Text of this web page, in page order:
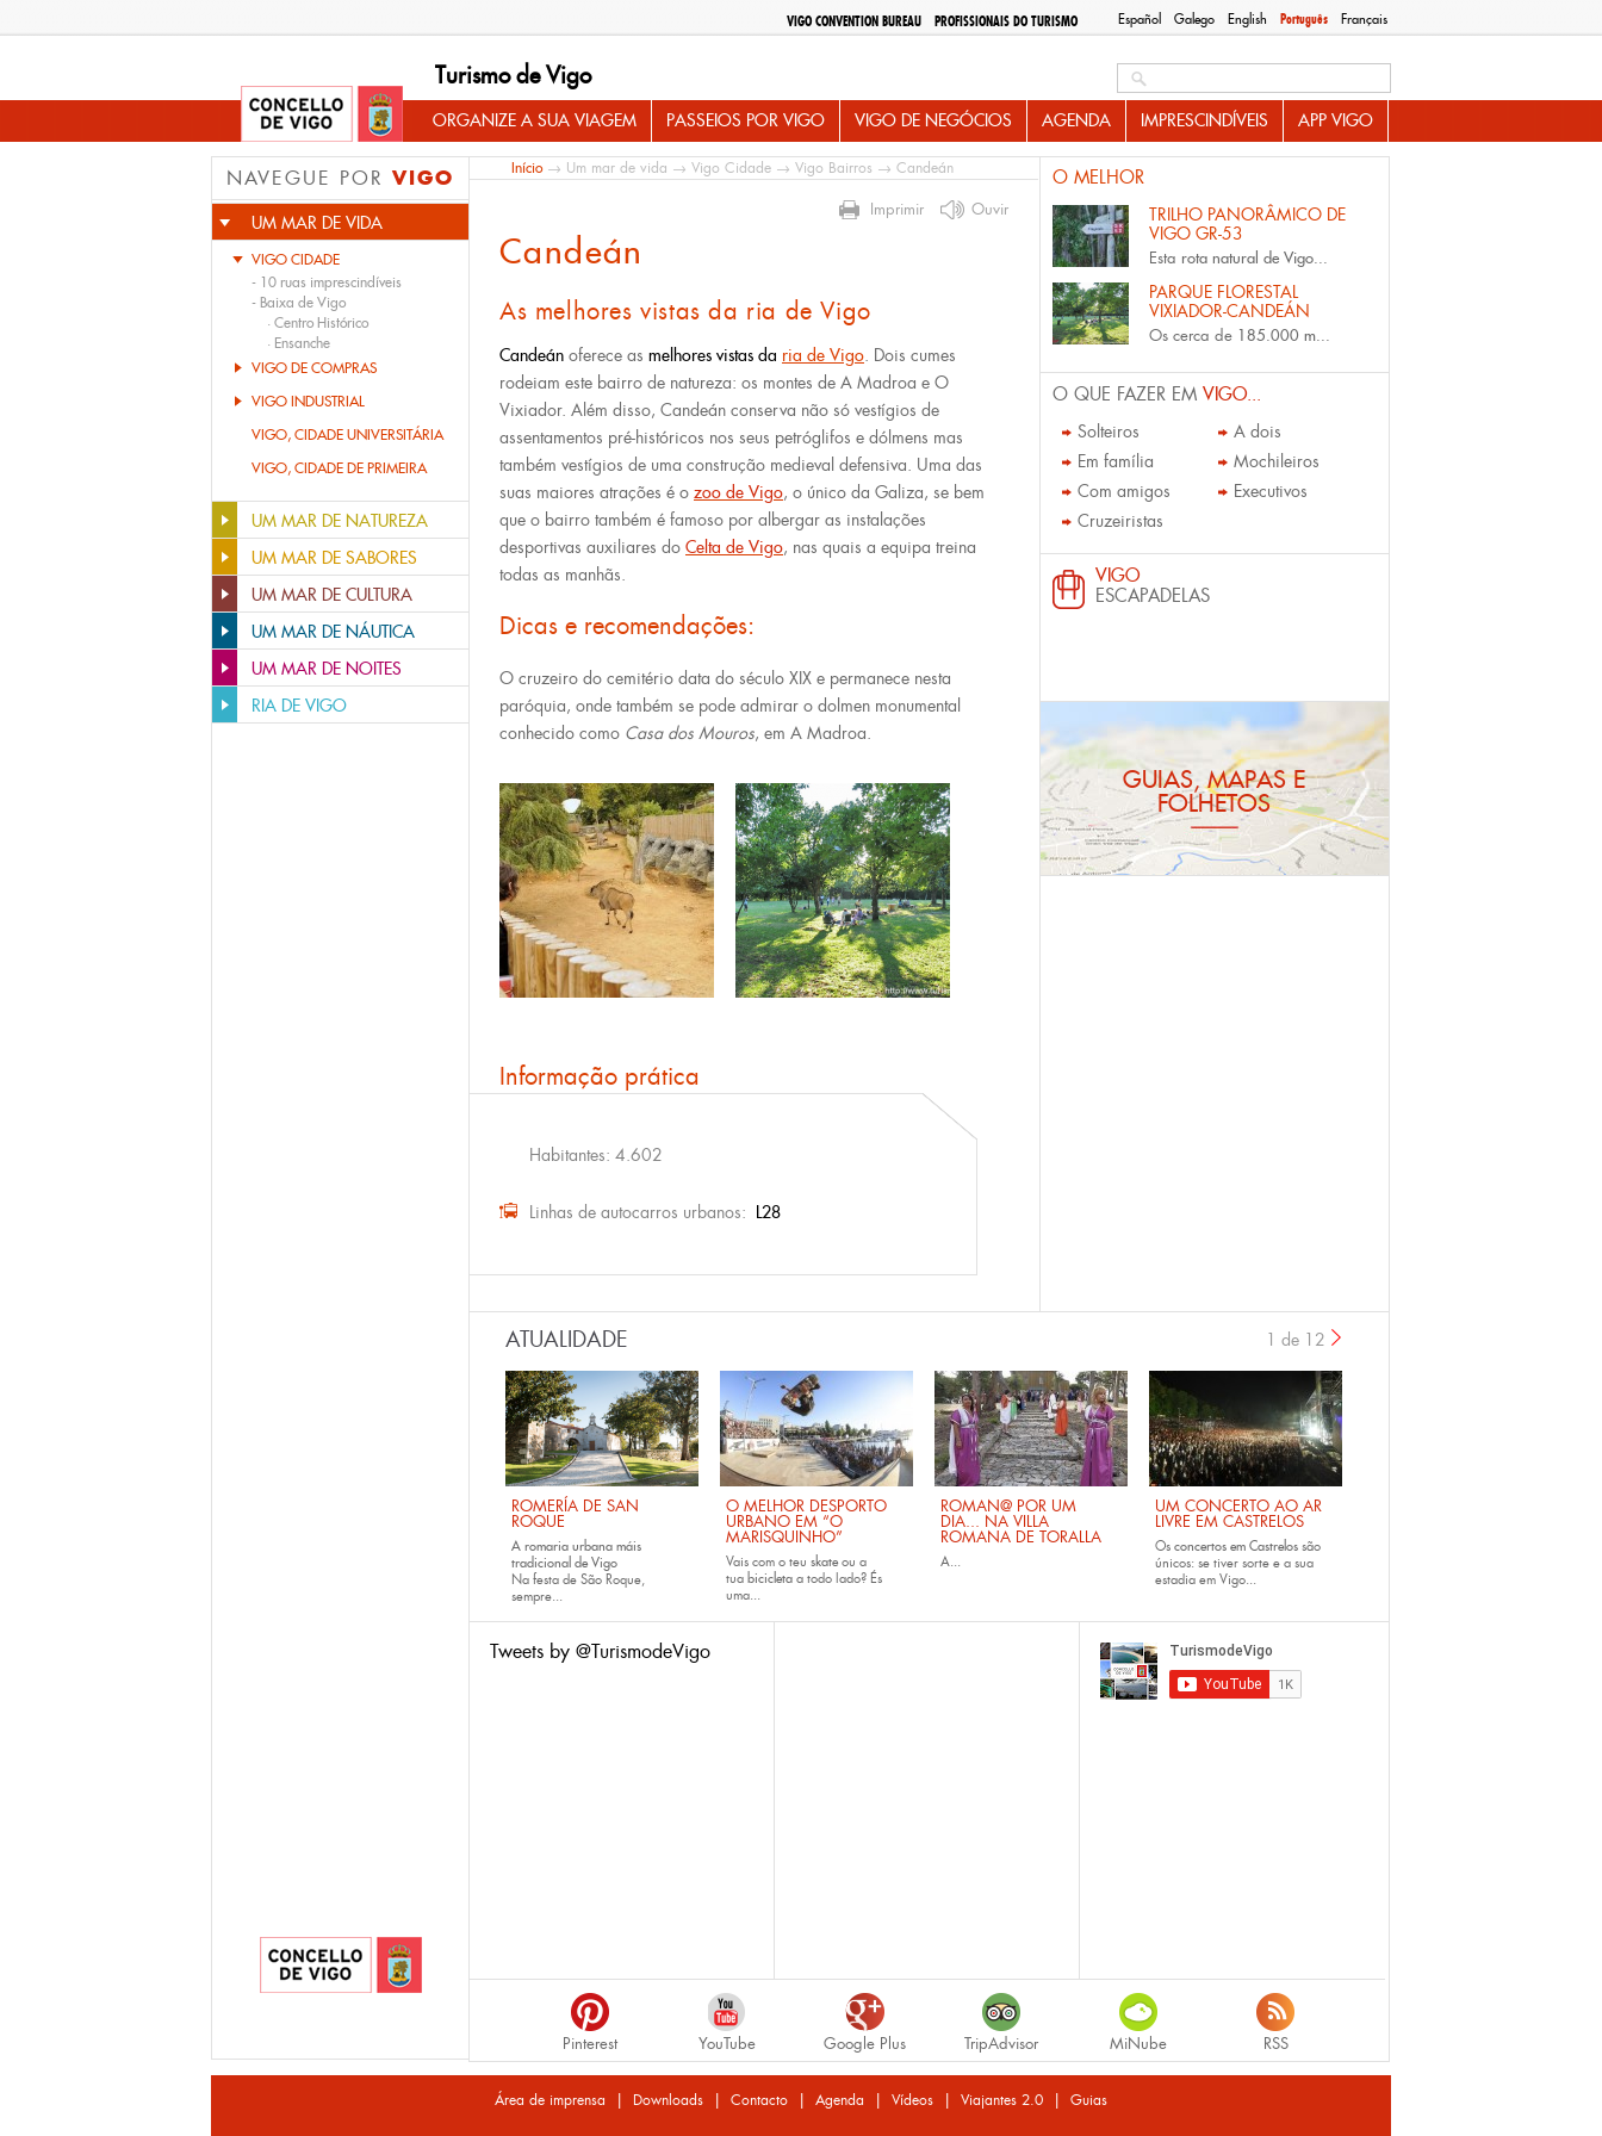
Español Galego English Português Français
VIGO CONVENTION BUREAU PROFISSIONAIS DO TURISMO
Turismo de Vigo
ORGANIZE A SUA VIAGEM PASSEIOS POR VIGO VIGO DE NEGÓCIOS AGENDA IMPRESCINDÍVEIS APP VIGO
NAVEGUE POR VIGO
UM MAR DE VIDA
VIGO CIDADE
- 10 ruas imprescindíveis
- Baixa de Vigo
· Centro Histórico
· Ensanche
VIGO DE COMPRAS
VIGO INDUSTRIAL
VIGO, CIDADE UNIVERSITÁRIA
VIGO, CIDADE DE PRIMEIRA
UM MAR DE NATUREZA
UM MAR DE SABORES
UM MAR DE CULTURA
UM MAR DE NÁUTICA
UM MAR DE NOITES
RIA DE VIGO
Início→ Um mar de vida → Vigo Cidade → Vigo Bairros → Candeán
Imprimir Ouvir
Candeán
As melhores vistas da ria de Vigo
Candeán oferece as melhores vistas da ria de Vigo. Dois cumes
rodeiam este bairro de natureza: os montes de A Madroa e O
Vixiador. Além disso, Candeán conserva não só vestígios de
assentamentos pré-históricos nos seus petróglifos e dólmens mas
também vestígios de uma construção medieval defensiva. Uma das
suas maiores atrações é o zoo de Vigo, o único da Galiza, se bem
que o bairro também é famoso por albergar as instalações
desportivas auxiliares do Celta de Vigo, nas quais a equipa treina
todas as manhãs.
Dicas e recomendações:
O cruzeiro do cemitério data do século XIX e permanece nesta
paróquia, onde também se pode admirar o dolmen monumental
conhecido como Casa dos Mouros, em A Madroa.
Informação prática
Habitantes: 4.602
Linhas de autocarros urbanos: L28
O MELHOR
TRILHO PANORÂMICO DE
VIGO GR-53
Esta rota natural de Vigo...
PARQUE FLORESTAL
VIXIADOR-CANDEÁN
Os cerca de 185.000 m...
O QUE FAZER EM VIGO...
Solteiros
A dois
Em família
Mochileiros
Com amigos
Executivos
Cruzeiristas
VIGO
ESCAPADELAS
GUIAS, MAPAS E
FOLHETOS
ATUALIDADE
ROMERÍA DE SAN
ROQUE
A romaria urbana máis
tradicional de Vigo
Na festa de São Roque,
sempre...
O MELHOR DESPORTO
URBANO EM “O
MARISQUINHO”
Vais com o teu skateou a
tua bicicleta a todo lado? És
uma...
ROMAN@ POR UM
DIA... NA VILLA
ROMANA DE TORALLA
A...
UM CONCERTO AO AR
LIVRE EM CASTRELOS
Os concertos em Castrelos são
únicos: se tiver sorte e a sua
estadia em Vigo...
1 de 12
Tweets by @TurismodeVigo
Pinterest YouTube Google Plus TripAdvisor MiNube RSS
Área de imprensa | Downloads | Contacto | Agenda | Vídeos | Viajantes 2.0 | Guias